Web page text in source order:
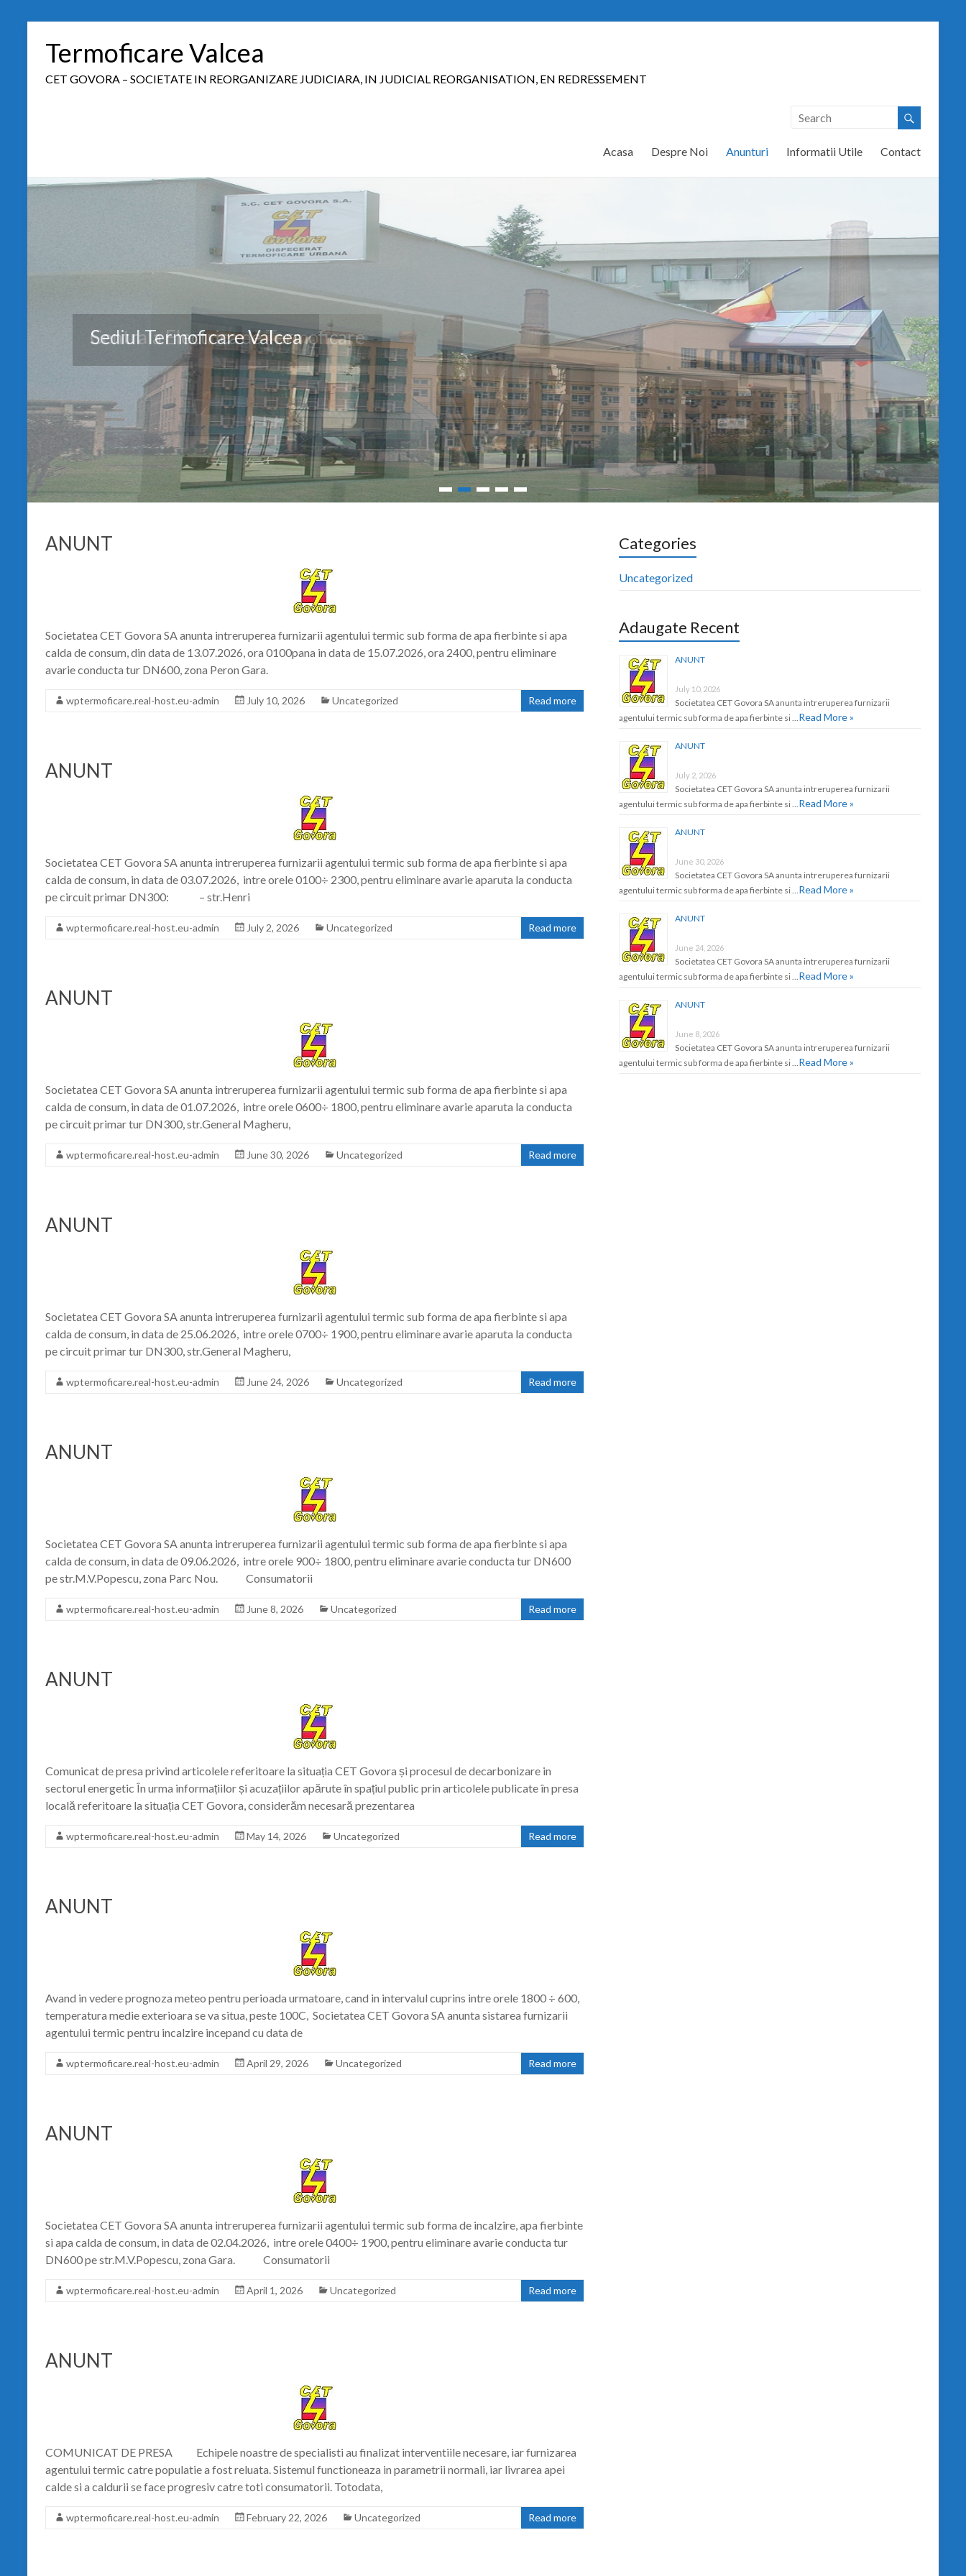
Termoficare Valcea
CET GOVORA – SOCIETATE IN REORGANIZARE JUDICIARA, IN JUDICIAL REORGANISATION, EN REDRESSEMENT
Acasa Despre Noi Anunturi Informatii Utile Contact
Sediul Termoficare Valcea
ANUNT
Societatea CET Govora SA anunta intreruperea furnizarii agentului termic sub forma de apa fierbinte si apa
calda de consum, din data de 13.07.2026, ora 0100pana in data de 15.07.2026, ora 2400, pentru eliminare
avarie conducta tur DN600, zona Peron Gara.
wptermoficare.real-host.eu-admin July 10, 2026 Uncategorized Read more
ANUNT
Societatea CET Govora SA anunta intreruperea furnizarii agentului termic sub forma de apa fierbinte si apa
calda de consum, in data de 03.07.2026, intre orele 0100÷ 2300, pentru eliminare avarie aparuta la conducta
pe circuit primar DN300: – str.Henri
wptermoficare.real-host.eu-admin July 2, 2026 Uncategorized Read more
ANUNT
Societatea CET Govora SA anunta intreruperea furnizarii agentului termic sub forma de apa fierbinte si apa
calda de consum, in data de 01.07.2026, intre orele 0600÷ 1800, pentru eliminare avarie aparuta la conducta
pe circuit primar tur DN300, str.General Magheru,
wptermoficare.real-host.eu-admin June 30, 2026 Uncategorized Read more
ANUNT
Societatea CET Govora SA anunta intreruperea furnizarii agentului termic sub forma de apa fierbinte si apa
calda de consum, in data de 25.06.2026, intre orele 0700÷ 1900, pentru eliminare avarie aparuta la conducta
pe circuit primar tur DN300, str.General Magheru,
wptermoficare.real-host.eu-admin June 24, 2026 Uncategorized Read more
ANUNT
Societatea CET Govora SA anunta intreruperea furnizarii agentului termic sub forma de apa fierbinte si apa
calda de consum, in data de 09.06.2026, intre orele 900÷ 1800, pentru eliminare avarie conducta tur DN600
pe str.M.V.Popescu, zona Parc Nou. Consumatorii
wptermoficare.real-host.eu-admin June 8, 2026 Uncategorized Read more
ANUNT
Comunicat de presa privind articolele referitoare la situația CET Govora și procesul de decarbonizare in
sectorul energetic În urma informațiilor și acuzațiilor apărute în spațiul public prin articolele publicate în presa
locală referitoare la situația CET Govora, considerăm necesară prezentarea
wptermoficare.real-host.eu-admin May 14, 2026 Uncategorized Read more
ANUNT
Avand in vedere prognoza meteo pentru perioada urmatoare, cand in intervalul cuprins intre orele 1800 ÷ 600,
temperatura medie exterioara se va situa, peste 100C, Societatea CET Govora SA anunta sistarea furnizarii
agentului termic pentru incalzire incepand cu data de
wptermoficare.real-host.eu-admin April 29, 2026 Uncategorized Read more
ANUNT
Societatea CET Govora SA anunta intreruperea furnizarii agentului termic sub forma de incalzire, apa fierbinte
si apa calda de consum, in data de 02.04.2026, intre orele 0400÷ 1900, pentru eliminare avarie conducta tur
DN600 pe str.M.V.Popescu, zona Gara. Consumatorii
wptermoficare.real-host.eu-admin April 1, 2026 Uncategorized Read more
ANUNT
COMUNICAT DE PRESA Echipele noastre de specialisti au finalizat interventiile necesare, iar furnizarea
agentului termic catre populatie a fost reluata. Sistemul functioneaza in parametrii normali, iar livrarea apei
calde si a caldurii se face progresiv catre toti consumatorii. Totodata,
wptermoficare.real-host.eu-admin February 22, 2026 Uncategorized Read more
Categories
Uncategorized
Adaugate Recent
ANUNT
July 10, 2026
Societatea CET Govora SA anunta intreruperea furnizarii
agentului termic sub forma de apa fierbinte si …Read More »
ANUNT
July 2, 2026
Societatea CET Govora SA anunta intreruperea furnizarii
agentului termic sub forma de apa fierbinte si …Read More »
ANUNT
June 30, 2026
Societatea CET Govora SA anunta intreruperea furnizarii
agentului termic sub forma de apa fierbinte si …Read More »
ANUNT
June 24, 2026
Societatea CET Govora SA anunta intreruperea furnizarii
agentului termic sub forma de apa fierbinte si …Read More »
ANUNT
June 8, 2026
Societatea CET Govora SA anunta intreruperea furnizarii
agentului termic sub forma de apa fierbinte si …Read More »